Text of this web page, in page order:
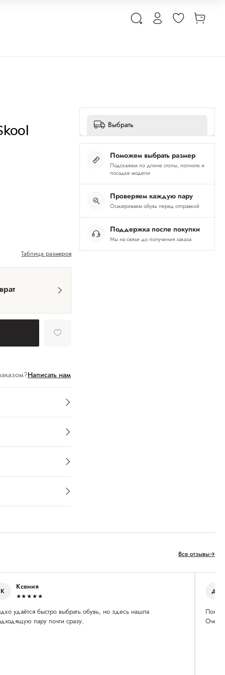
Таблица размеров
Написать нам
Выбрать
Поможем выбрать размер
Подскажем по длине стопы, полноте и
посадке модели
Проверяем каждую пару
Осматриваем обувь перед отправкой
Поддержка после покупки
Мы на связи до получения заказа
Все отзывы→
К Ксения
★★★★★
удаётся быстро выбрать обувь, но здесь нашла
пару почти сразу.
Д
Очень